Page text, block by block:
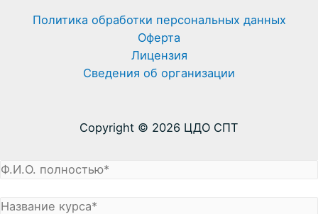
Политика обработки персональных данных
Оферта
Лицензия
Сведения об организации
Copyright © 2026 ЦДО СПТ